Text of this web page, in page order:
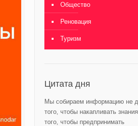
Общество
Реновация
Туризм
Цитата дня
Мы собираем информацию не
того, чтобы накапливать
того, чтобы предпринимать